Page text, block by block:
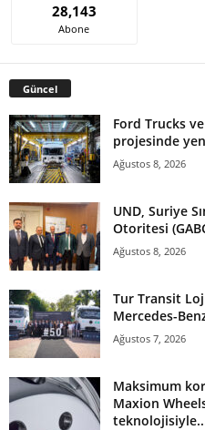
28,143
Abone
Güncel
Ford Trucks
projesinde
Ağustos 8, 2026
UND, Suriye
Otoritesi
Ağustos 8, 2026
Tur Transit
Mercedes-
Ağustos 7, 2026
Maksimum
Maxion